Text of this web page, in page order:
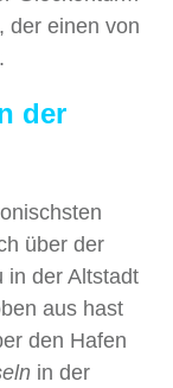
der einen von
der
über der
in der Altstadt
aus hast
den Hafen
in der